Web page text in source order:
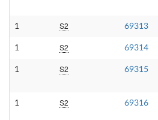
1 S2 69313
1 S2 69314
1 S2 69315
1 S2 69316